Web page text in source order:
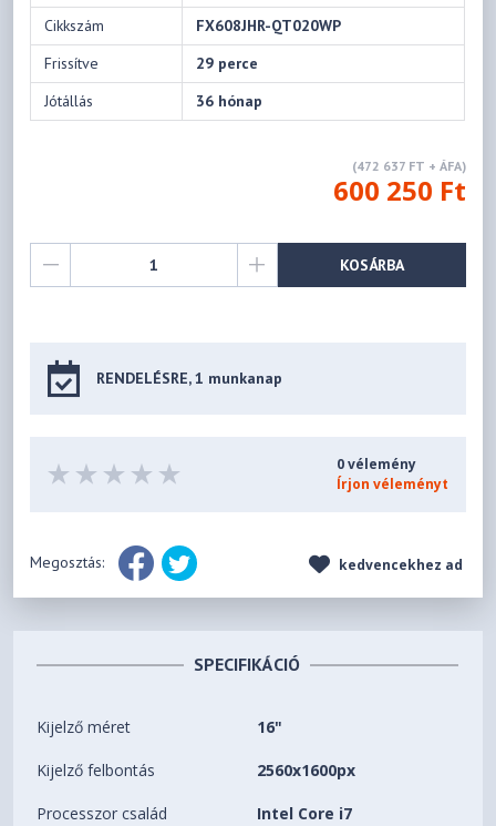
Cikkszám
FX608JHR-QT020WP
Frissítve
29 perce
Jótállás
36 hónap
(472 637 FT + ÁFA)
600 250 Ft
KOSÁRBA
RENDELÉSRE, 1 munkanap
0 vélemény
Írjon véleményt
Megosztás: kedvencekhez ad
SPECIFIKÁCIÓ
Kijelző méret 16"
Kijelző felbontás 2560x1600px
Processzor család Intel Core i7